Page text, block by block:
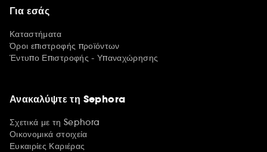
Για εσάς
Καταστήματα
Όροι επιστροφής προϊόντων
Έντυπο Επιστροφής - Υπαναχώρησης
Ανακαλύψτε τη Sephora
Σχετικά με τη Sephora
Οικονομικά στοιχεία
Ευκαιρίες Καριέρας